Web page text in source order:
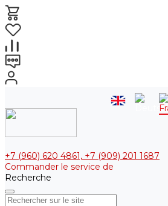
+7 (960) 620 4861, +7 (909) 201 1687
Commander le service de
Recherche